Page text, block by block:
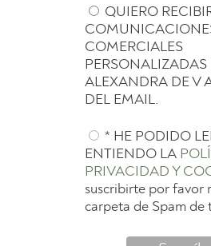
QUIERO
COMERCIALES
PERSONALIZADAS
ALEXANDRA DE V
DEL EMAIL.
* HE PODIDO
ENTIENDO LA
PRIVACIDAD Y
suscribirte por favor
carpeta de Spam de